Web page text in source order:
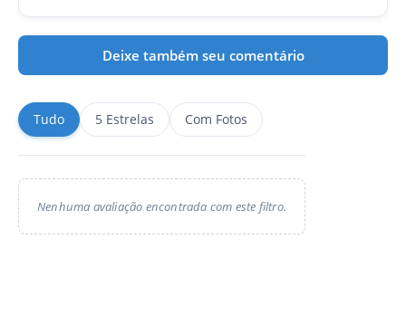
Deixe também seu comentário
Tudo 5 Estrelas Com Fotos
Nenhuma avaliação encontrada com este filtro.